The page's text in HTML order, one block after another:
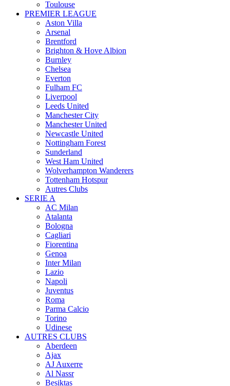
Toulouse
PREMIER LEAGUE
Aston Villa
Arsenal
Brentford
Brighton & Hove Albion
Burnley
Chelsea
Everton
Fulham FC
Liverpool
Leeds United
Manchester City
Manchester United
Newcastle United
Nottingham Forest
Sunderland
West Ham United
Wolverhampton Wanderers
Tottenham Hotspur
Autres Clubs
SERIE A
AC Milan
Atalanta
Bologna
Cagliari
Fiorentina
Genoa
Inter Milan
Lazio
Napoli
Juventus
Roma
Parma Calcio
Torino
Udinese
AUTRES CLUBS
Aberdeen
Ajax
AJ Auxerre
Al Nassr
Besiktas